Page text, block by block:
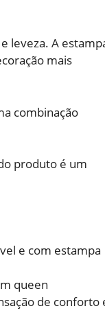
leveza. A
mais
combinação
produto é um
e com estampa
queen
de conforto